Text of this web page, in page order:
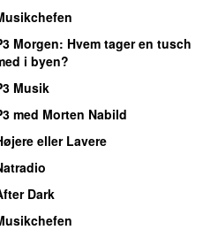
Morgen: Hvem tager en tusch
i byen?
Musik
med Morten Nabild
eller Lavere
Dark